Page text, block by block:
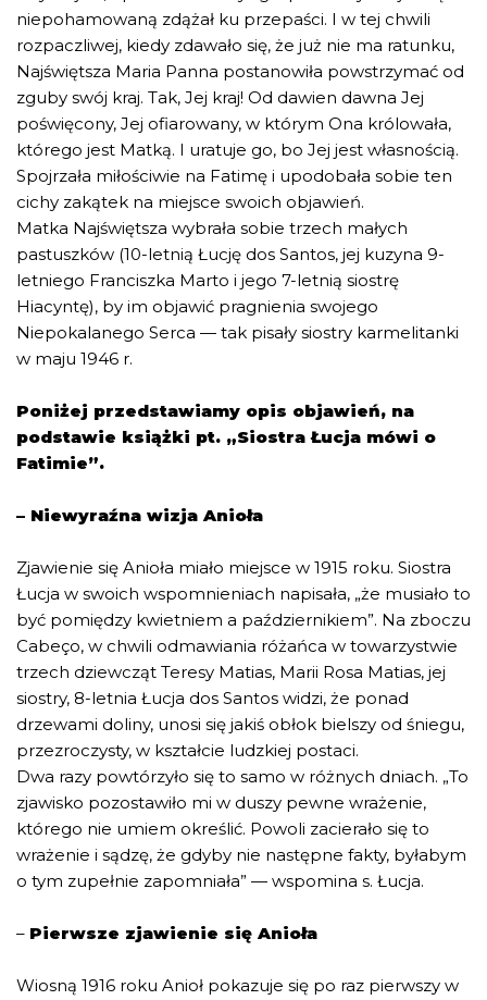
niepohamowaną zdążał ku przepaści. I w tej chwili
rozpaczliwej, kiedy zdawało się, że już nie ma ratunku,
Najświętsza Maria Panna postanowiła powstrzymać od
zguby swój kraj. Tak, Jej kraj! Od dawien dawna Jej
poświęcony, Jej ofiarowany, w którym Ona królowała,
którego jest Matką. I uratuje go, bo Jej jest własnością.
Spojrzała miłościwie na Fatimę i upodobała sobie ten
cichy zakątek na miejsce swoich objawień.
Matka Najświętsza wybrała sobie trzech małych
pastuszków (10-letnią Łucję dos Santos, jej kuzyna 9-
letniego Franciszka Marto i jego 7-letnią siostrę
Hiacyntę), by im objawić pragnienia swojego
Niepokalanego Serca — tak pisały siostry karmelitanki
w maju 1946 r.
Poniżej przedstawiamy opis objawień, na
podstawie książki pt. „Siostra Łucja mówi o
Fatimie”.
– Niewyraźna wizja Anioła
Zjawienie się Anioła miało miejsce w 1915 roku. Siostra
Łucja w swoich wspomnieniach napisała, „że musiało to
być pomiędzy kwietniem a październikiem”. Na zboczu
Cabeço, w chwili odmawiania różańca w towarzystwie
trzech dziewcząt Teresy Matias, Marii Rosa Matias, jej
siostry, 8-letnia Łucja dos Santos widzi, że ponad
drzewami doliny, unosi się jakiś obłok bielszy od śniegu,
przezroczysty, w kształcie ludzkiej postaci.
Dwa razy powtórzyło się to samo w różnych dniach. „To
zjawisko pozostawiło mi w duszy pewne wrażenie,
którego nie umiem określić. Powoli zacierało się to
wrażenie i sądzę, że gdyby nie następne fakty, byłabym
o tym zupełnie zapomniała” — wspomina s. Łucja.
– Pierwsze zjawienie się Anioła
Wiosną 1916 roku Anioł pokazuje się po raz pierwszy w